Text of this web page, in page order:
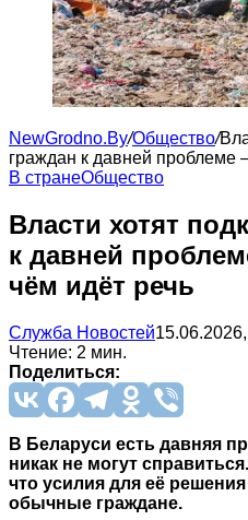
NewGrodno.By/Общество/
граждан к давней проблеме
В странеОбщество
Власти хотят
к давней
чём идёт речь
Служба Новостей
Чтение: 2 мин.
Поделиться:
В Беларуси есть давняя
никак не могут
что усилия для её
обычные граждане.